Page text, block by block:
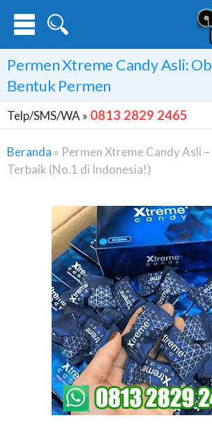
Permen Xtreme Candy Asli:
Bentuk Permen
Telp/SMS/WA » 0813 2829 2465
Beranda » Permen Xtreme Candy Asli
Terbaik (No.1 di Indonesia!)